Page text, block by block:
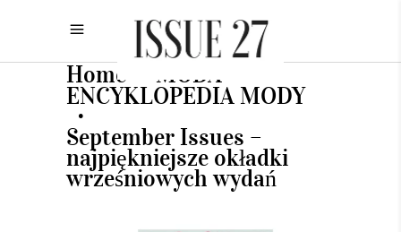
Home MODA
ENCYKLOPEDIA MODY
•
September Issues –
najpiękniejsze okładki
wrześniowych wydań